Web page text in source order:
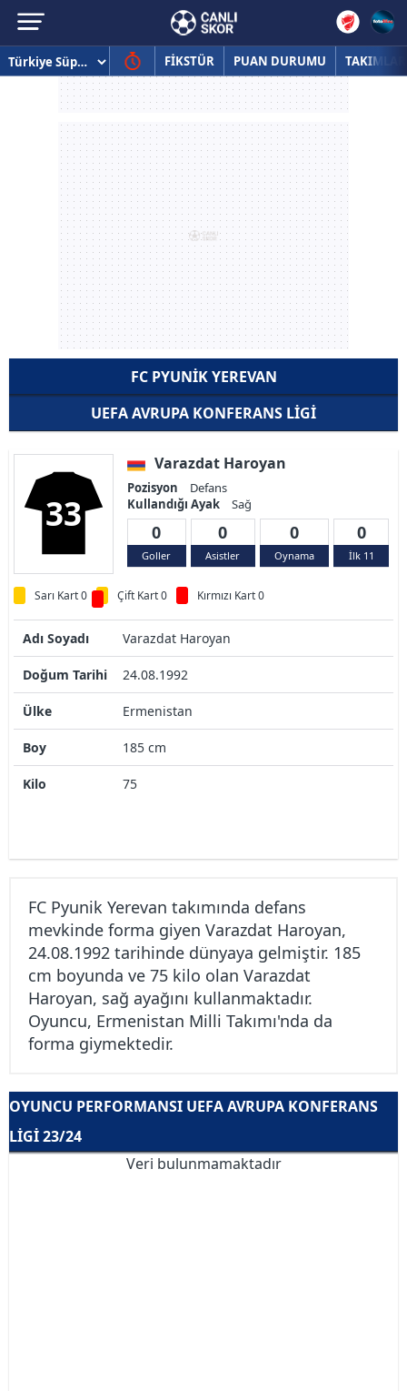
FİKSTÜR PUAN DURUMU TAKIMLAR
FC PYUNIK YEREVAN
UEFA AVRUPA KONFERANS LIGI
33
Varazdat Haroyan
Pozisyon
Defans
Kullandığı Ayak
Sağ
0
Goller
0
Asistler
0
Oynama
0
İlk 11
Sarı Kart 0 Çift Kart 0 Kırmızı Kart 0
Adı Soyadı Varazdat Haroyan
Doğum Tarihi 24.08.1992
Ülke Ermenistan
Boy 185 cm
Kilo 75
FC Pyunik Yerevan takımında defans
mevkinde forma giyen Varazdat Haroyan,
24.08.1992 tarihinde dünyaya gelmiştir. 185
cm boyunda ve 75 kilo olan Varazdat
Haroyan, sağ ayağını kullanmaktadır.
Oyuncu, Ermenistan Milli Takımı'nda da
forma giymektedir.
OYUNCU PERFORMANSI UEFA AVRUPA KONFERANS
LIGI 23/24
Veri bulunmamaktadır